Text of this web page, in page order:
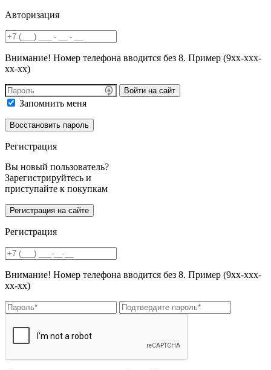
Авторизация
Внимание! Номер телефона вводится без 8. Пример (9хх-ххх-
хх-хх)
Войти на сайт
Запомнить меня
Регистрация
Вы новый пользователь?
Зарегистрируйтесь и
приступайте к покупкам
Регистрация
Внимание! Номер телефона вводится без 8. Пример (9хх-ххх-
хх-хх)